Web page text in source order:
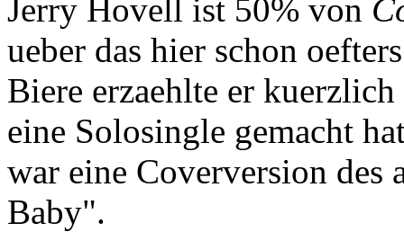
Jerry Hovell ist 50% von
ueber das hier schon
Biere erzaehlte er
eine Solosingle gemacht
war eine Coverversion
Baby".